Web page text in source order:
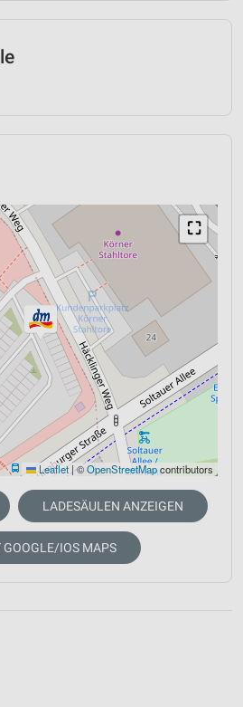
⛶
Leaflet|©OpenStreetMapcontributors
LADESÄULEN ANZEIGEN
IOS MAPS